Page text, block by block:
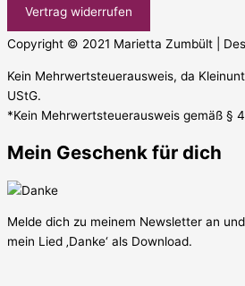
Vertrag widerrufen
Copyright © 2021 Marietta Zumbült |
Kein Mehrwertsteuerausweis, da
UStG.
*Kein Mehrwertsteuerausweis gemäß §
Mein Geschenk für dich
Melde dich zu meinem Newsletter an
mein Lied ‚Danke‘ als Download.